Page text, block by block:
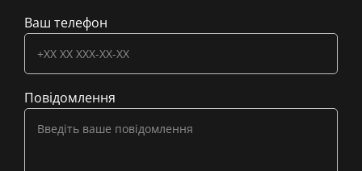
Ваш телефон
Повідомлення